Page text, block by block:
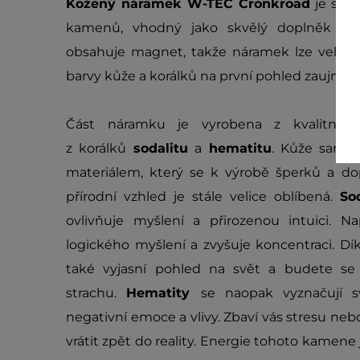
Kožený náramek W-TEC Cronkroad je
kamenů, vhodný jako skvělý doplněk ke
obsahuje magnet, takže náramek lze
barvy kůže a korálků na první pohled
Část náramku je vyrobena z kvalitní
z korálků sodalitu a hematitu. Kůže
materiálem, který se k výrobě šperků a
přírodní vzhled je stále velice oblíbená.
ovlivňuje myšlení a přirozenou intuici.
logického myšlení a zvyšuje koncentraci.
také vyjasní pohled na svět a budete
strachu. Hematity se naopak vyznačují
negativní emoce a vlivy. Zbaví vás stresu
vrátit zpět do reality. Energie tohoto kamene